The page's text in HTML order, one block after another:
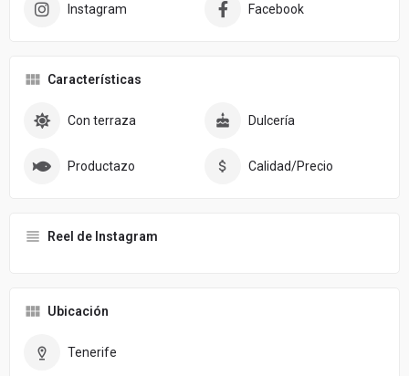
Instagram Facebook
Características
Con terraza Dulcería
Productazo Calidad/Precio
Reel de Instagram
Ubicación
Tenerife